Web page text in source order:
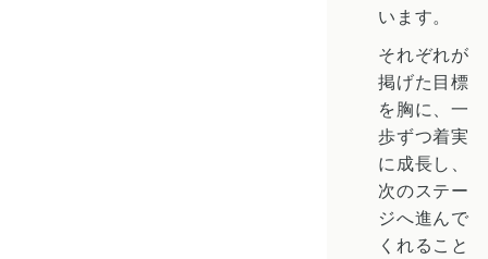
います。
それぞれが
掲げた目標
を胸に、一
歩ずつ着実
に成長し、
次のステー
ジへ進んで
くれること